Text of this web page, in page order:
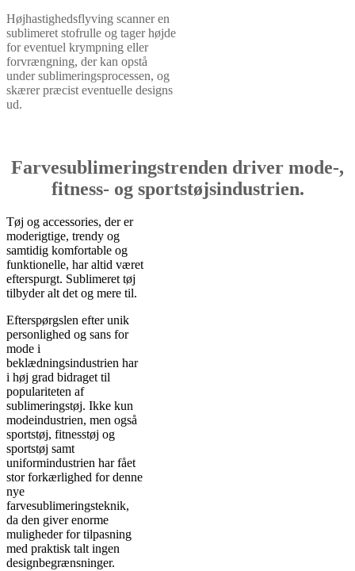
Højhastighedsflyving scanner en
sublimeret stofrulle og tager højde
for eventuel krympning eller
forvrængning, der kan opstå
under sublimeringsprocessen, og
skærer præcist eventuelle designs
ud.
Farvesublimeringstrenden driver mode-,
fitness- og sportstøjsindustrien.
Tøj og accessories, der er
moderigtige, trendy og
samtidig komfortable og
funktionelle, har altid været
efterspurgt. Sublimeret tøj
tilbyder alt det og mere til.
Efterspørgslen efter unik
personlighed og sans for
mode i
beklædningsindustrien har
i høj grad bidraget til
populariteten af ​​
sublimeringstøj. Ikke kun
modeindustrien, men også
sportstøj, fitnesstøj og
sportstøj samt
uniformindustrien har fået
stor forkærlighed for denne
nye
farvesublimeringsteknik,
da den giver enorme
muligheder for tilpasning
med praktisk talt ingen
designbegrænsninger.